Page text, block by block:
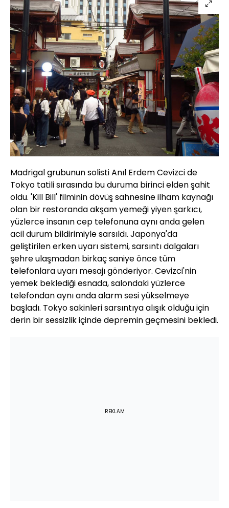
Madrigal grubunun solisti Anıl Erdem Cevizci de
Tokyo tatili sırasında bu duruma birinci elden şahit
oldu. 'Kill Bill' filminin dövüş sahnesine ilham kaynağı
olan bir restoranda akşam yemeği yiyen şarkıcı,
yüzlerce insanın cep telefonuna aynı anda gelen
acil durum bildirimiyle sarsıldı. Japonya'da
geliştirilen erken uyarı sistemi, sarsıntı dalgaları
şehre ulaşmadan birkaç saniye önce tüm
telefonlara uyarı mesajı gönderiyor. Cevizci'nin
yemek beklediği esnada, salondaki yüzlerce
telefondan aynı anda alarm sesi yükselmeye
başladı. Tokyo sakinleri sarsıntıya alışık olduğu için
derin bir sessizlik içinde depremin geçmesini bekledi.
REKLAM